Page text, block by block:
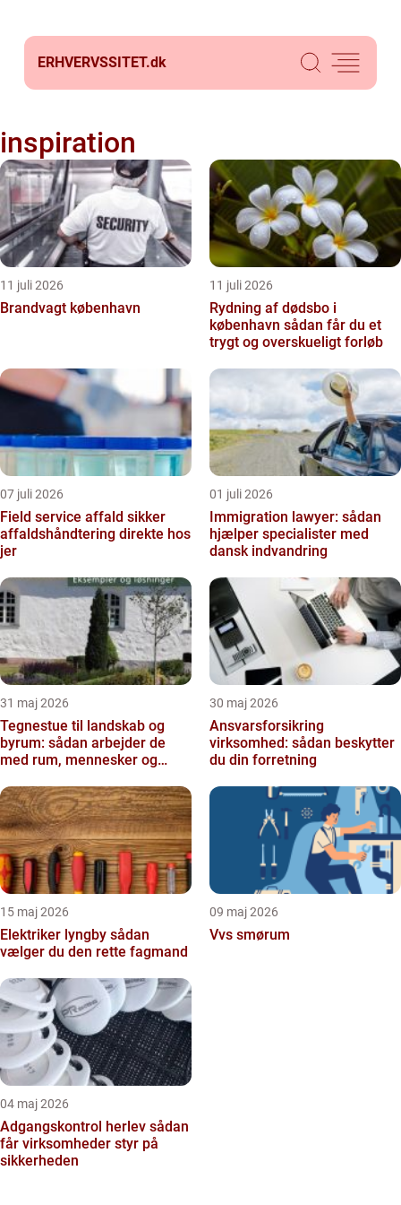
ERHVERVSSITET.dk
inspiration
11 juli 2026
Brandvagt københavn
11 juli 2026
Rydning af dødsbo i
københavn sådan får du et
trygt og overskueligt forløb
07 juli 2026
Field service affald sikker
affaldshåndtering direkte hos
jer
01 juli 2026
Immigration lawyer: sådan
hjælper specialister med
dansk indvandring
31 maj 2026
Tegnestue til landskab og
byrum: sådan arbejder de
med rum, mennesker og
30 maj 2026
Ansvarsforsikring
virksomhed: sådan beskytter
du din forretning
15 maj 2026
Elektriker lyngby sådan
vælger du den rette fagmand
09 maj 2026
Vvs smørum
04 maj 2026
Adgangskontrol herlev sådan
får virksomheder styr på
sikkerheden